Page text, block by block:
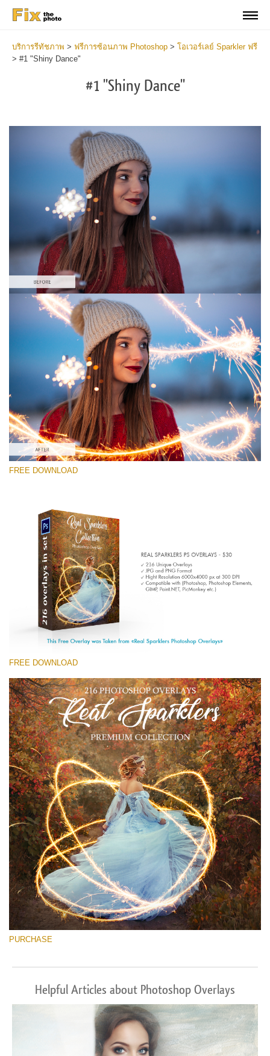
บริการรีทัชภาพ > ฟรีการซ้อนภาพ Photoshop > โอเวอร์เลย์ Sparkler ฟรี
> #1 "Shiny Dance"
#1 "Shiny Dance"
โปรดเลือก
Free Photoshop Overlay #1
Small 800*533px
Real Sparklers
(216 Overlays)
Large 6000*4000px
Entire Collection
(1783 Overlays)
Large 6000*4000px
ดาวน์โหลดฟรี
FREE DOWNLOAD
FREE DOWNLOAD
PURCHASE
Helpful Articles about Photoshop Overlays